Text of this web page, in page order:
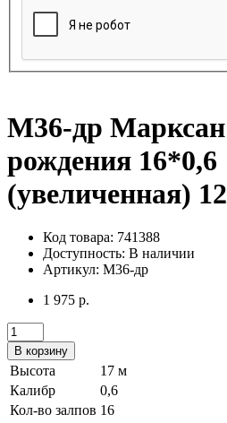
М36-др
рождения 16*0,6
(увеличенная)
Код товара: 741388
Доступность: В наличии
Артикул: М36-др
1 975 р.
В корзину
Высота
17 м
Калибр
0,6
Кол-во залпов 16